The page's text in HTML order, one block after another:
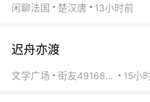
闲聊法国 楚汉唐 13小时前
迟舟亦渡
文学广场 街友49168527 15小